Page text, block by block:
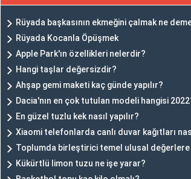
Rüyada başkasının ekmeğini çalmak ne
Rüyada Kocanla Öpüşmek
Apple Park'ın özellikleri nelerdir?
Hangi taşlar değersizdir?
Ahşap gemi maketi kaç günde yapılır?
Dacia'nın en çok tutulan modeli hangisi
En güzel tuzlu kek nasıl yapılır?
Xiaomi telefonlarda canlı duvar kağıtları
Toplumda birleştirici temel ulusal
Kükürtlü limon tuzu ne işe yarar?